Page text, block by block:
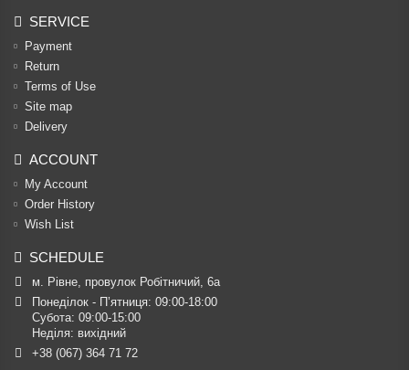
SERVICE
Payment
Return
Terms of Use
Site map
Delivery
ACCOUNT
My Account
Order History
Wish List
SCHEDULE
м. Рівне, провулок Робітничий, 6а
Понеділок - П’ятниця: 09:00-18:00
Субота: 09:00-15:00
Неділя: вихідний
+38 (067) 364 71 72